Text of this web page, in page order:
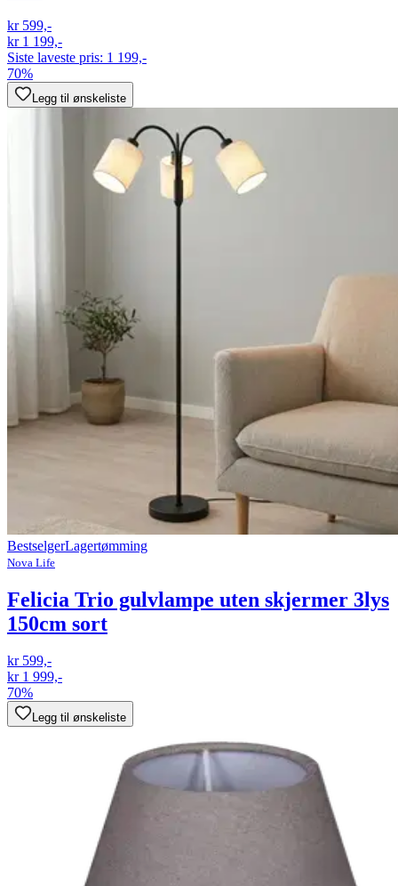
kr 599,-
kr 1 199,-
Siste laveste pris: 1 199,-
70%
Legg til ønskeliste
BestselgerLagertømming
Nova Life
Felicia Trio gulvlampe uten skjermer 3lys
150cm sort
kr 599,-
kr 1 999,-
70%
Legg til ønskeliste